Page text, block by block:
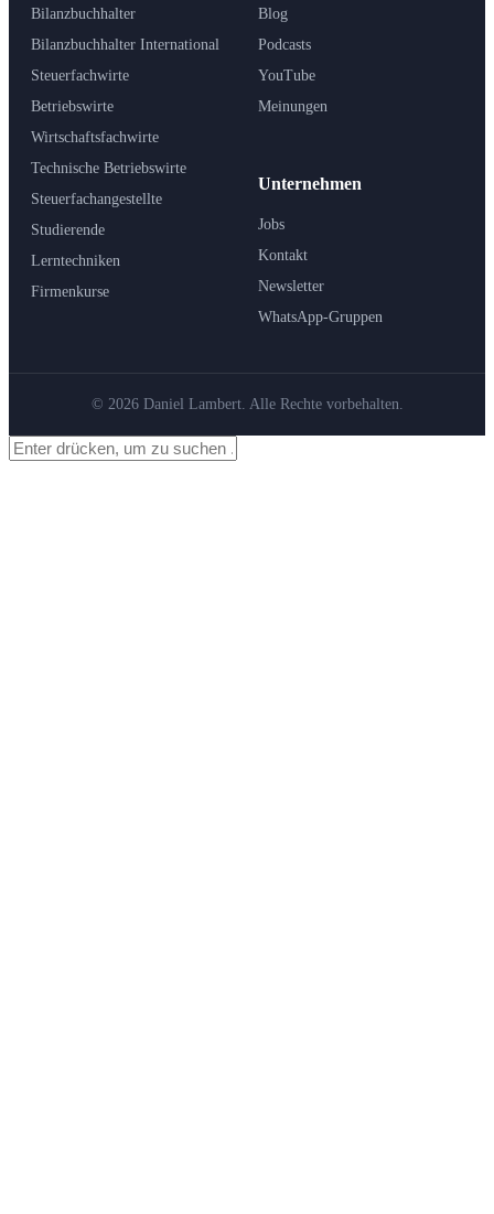
Bilanzbuchhalter
Bilanzbuchhalter International
Steuerfachwirte
Betriebswirte
Wirtschaftsfachwirte
Technische Betriebswirte
Steuerfachangestellte
Studierende
Lerntechniken
Firmenkurse
Blog
Podcasts
YouTube
Meinungen
Unternehmen
Jobs
Kontakt
Newsletter
WhatsApp-Gruppen
© 2026 Daniel Lambert. Alle Rechte vorbehalten.